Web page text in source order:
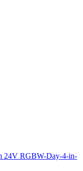
24V RGBW-Day-4-in-